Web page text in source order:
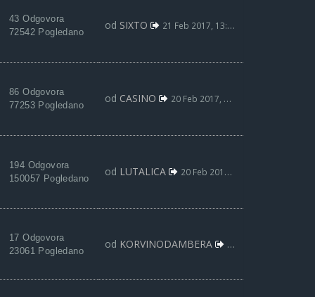
43 Odgovora
72542 Pogledano
od SIXTO 21 Feb 2017, 13:29
86 Odgovora
77253 Pogledano
od CASINO 20 Feb 2017, 20:19
194 Odgovora
150057 Pogledano
od LUTALICA 20 Feb 2017, 01:01
17 Odgovora
23061 Pogledano
od KORVINODAMBERA 18 Feb 2017, 12:40